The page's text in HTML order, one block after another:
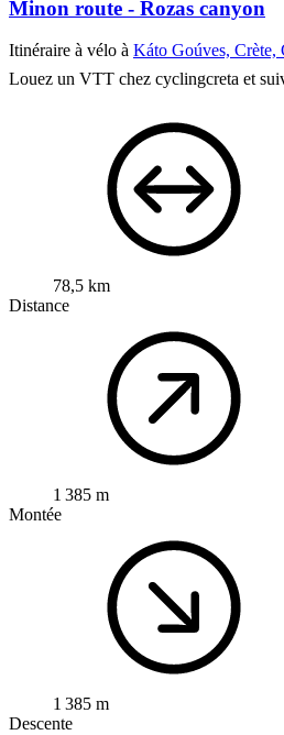
Minon route - Rozas canyon
Itinéraire à vélo à Káto Goúves, Crète,
Louez un VTT chez cyclingcreta et
78,5 km
Distance
1 385 m
Montée
1 385 m
Descente